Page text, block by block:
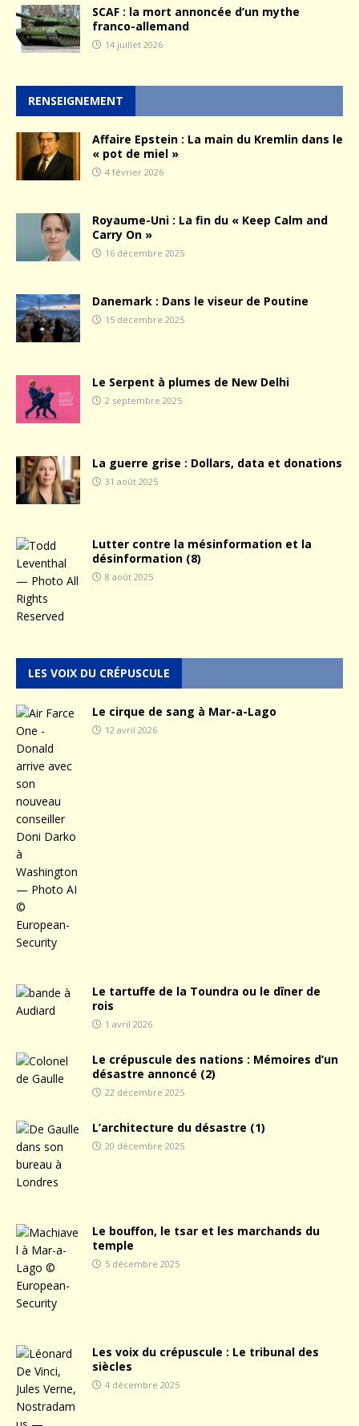
SCAF : la mort annoncée d’un mythe
franco-allemand
14 juillet 2026
RENSEIGNEMENT
Affaire Epstein : La main du Kremlin dans le
« pot de miel »
4 février 2026
Royaume-Uni : La fin du « Keep Calm and
Carry On »
16 décembre 2025
Danemark : Dans le viseur de Poutine
15 décembre 2025
Le Serpent à plumes de New Delhi
2 septembre 2025
La guerre grise : Dollars, data et donations
31 août 2025
Lutter contre la mésinformation et la
désinformation (8)
8 août 2025
LES VOIX DU CRÉPUSCULE
Le cirque de sang à Mar-a-Lago
12 avril 2026
Le tartuffe de la Toundra ou le dîner de
rois
1 avril 2026
Le crépuscule des nations : Mémoires d’un
désastre annoncé (2)
22 décembre 2025
L’architecture du désastre (1)
20 décembre 2025
Le bouffon, le tsar et les marchands du
temple
5 décembre 2025
Les voix du crépuscule : Le tribunal des
siècles
4 décembre 2025